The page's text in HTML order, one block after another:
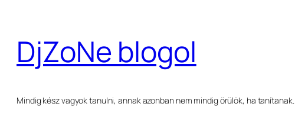
tartalomhoz
DjZoNe blogol
Mindig kész vagyok tanulni, annak azonban nem mindig örülök, ha tanítanak.